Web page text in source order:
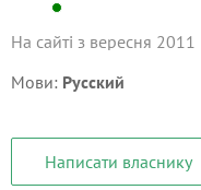
На сайті з вересня 2011
Мови: Русский
Написати власнику